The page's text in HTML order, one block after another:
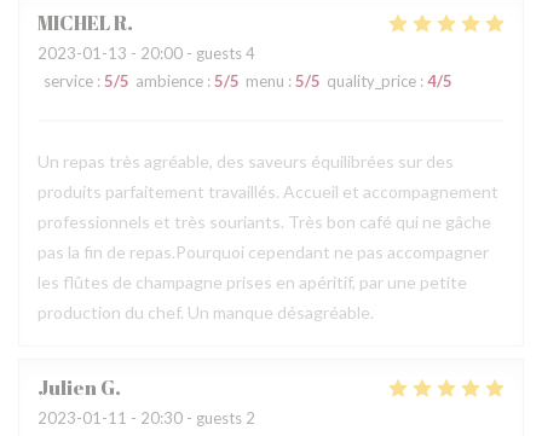
MICHELR
2023-01-13 - 20:00 - guests 4
service : 5/5 ambience : 5/5 menu : 5/5 quality_price : 4/5
Un repas très agréable, des saveurs équilibrées sur des
produits parfaitement travaillés. Accueil et accompagnement
professionnels et très souriants. Très bon café qui ne gâche
pas la fin de repas.Pourquoi cependant ne pas accompagner
les flûtes de champagne prises en apéritif, par une petite
production du chef. Un manque désagréable.
JulienG
2023-01-11 - 20:30 - guests 2